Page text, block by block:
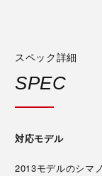
スペック詳細
SPEC
対応モデル
2013モデルのシマ